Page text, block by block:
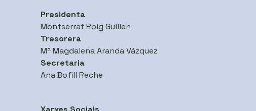
Presidenta
Montserrat Roig Guillen
Tresorera
Mª Magdalena Aranda Vázquez
Secretaria
Ana Bofill Reche